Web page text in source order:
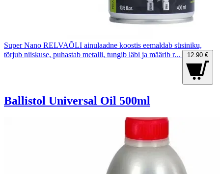
Super Nano RELVAÕLI ainulaadne koostis eemaldab süsiniku,
tõrjub niiskuse, puhastab metalli, tungib läbi ja määrib r...
12.90 €
Ballistol Universal Oil 500ml